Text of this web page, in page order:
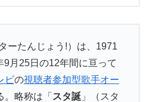
ーたんじょう!）は、 1971
月25日の12年間に亘って
ビの視聴者参加型歌手オー
。略称は「 スタ誕」（スタ